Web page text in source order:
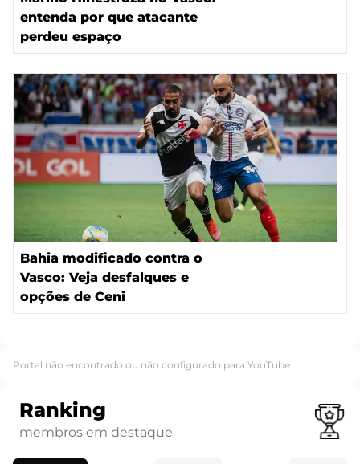
entenda por que atacante
perdeu espaço
Bahia modificado contra o
Vasco: Veja desfalques e
opções de Ceni
Portal não encontrado ou não configurado para YouTube.
Ranking
membros em destaque